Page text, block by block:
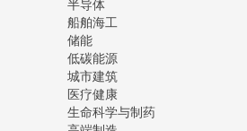
半导体
船舶海工
储能
低碳能源
城市建筑
医疗健康
生命科学与制药